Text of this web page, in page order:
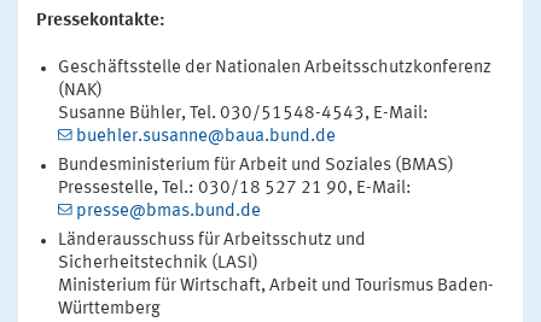
Pressekontakte:
Geschäftsstelle der Nationalen Arbeitsschutzkonferenz
(NAK)
Susanne Bühler, Tel. 030/51548-4543, E-Mail:
buehler.susanne@baua.bund.de
Bundesministerium für Arbeit und Soziales (BMAS)
Pressestelle, Tel.: 030/18 527 21 90, E-Mail:
presse@bmas.bund.de
Länderausschuss für Arbeitsschutz und
Sicherheitstechnik (LASI)
Ministerium für Wirtschaft, Arbeit und Tourismus Baden-
Württemberg